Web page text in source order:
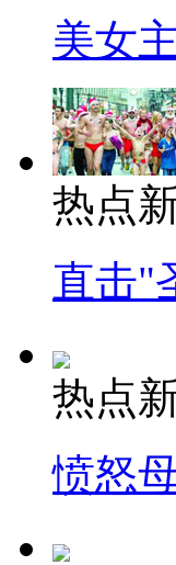
美女
热点
直击"
热点
愤怒